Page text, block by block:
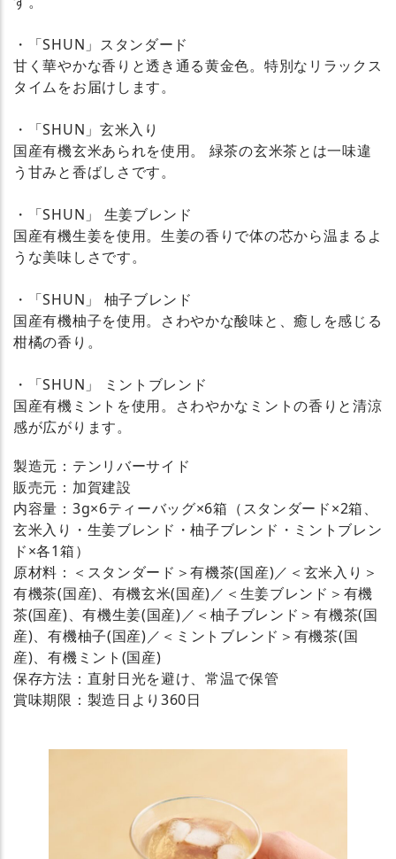
・「SHUN」スタンダード
甘く華やかな香りと透き通る黄金色。特別なリラックス
タイムをお届けします。
・「SHUN」玄米入り
国産有機玄米あられを使用。 緑茶の玄米茶とは一味違
う甘みと香ばしさです。
・「SHUN」 生姜ブレンド
国産有機生姜を使用。生姜の香りで体の芯から温まるよ
うな美味しさです。
・「SHUN」 柚子ブレンド
国産有機柚子を使用。さわやかな酸味と、癒しを感じる
柑橘の香り。
・「SHUN」 ミントブレンド
国産有機ミントを使用。さわやかなミントの香りと清涼
感が広がります。
製造元：テンリバーサイド
販売元：加賀建設
内容量：3g×6ティーバッグ×6箱（スタンダード×2箱、
玄米入り・生姜ブレンド・柚子ブレンド・ミントブレン
ド×各1箱）
原材料：＜スタンダード＞有機茶(国産)／＜玄米入り＞
有機茶(国産)、有機玄米(国産)／＜生姜ブレンド＞有機
茶(国産)、有機生姜(国産)／＜柚子ブレンド＞有機茶(国
産)、有機柚子(国産)／＜ミントブレンド＞有機茶(国
産)、有機ミント(国産)
保存方法：直射日光を避け、常温で保管
賞味期限：製造日より360日